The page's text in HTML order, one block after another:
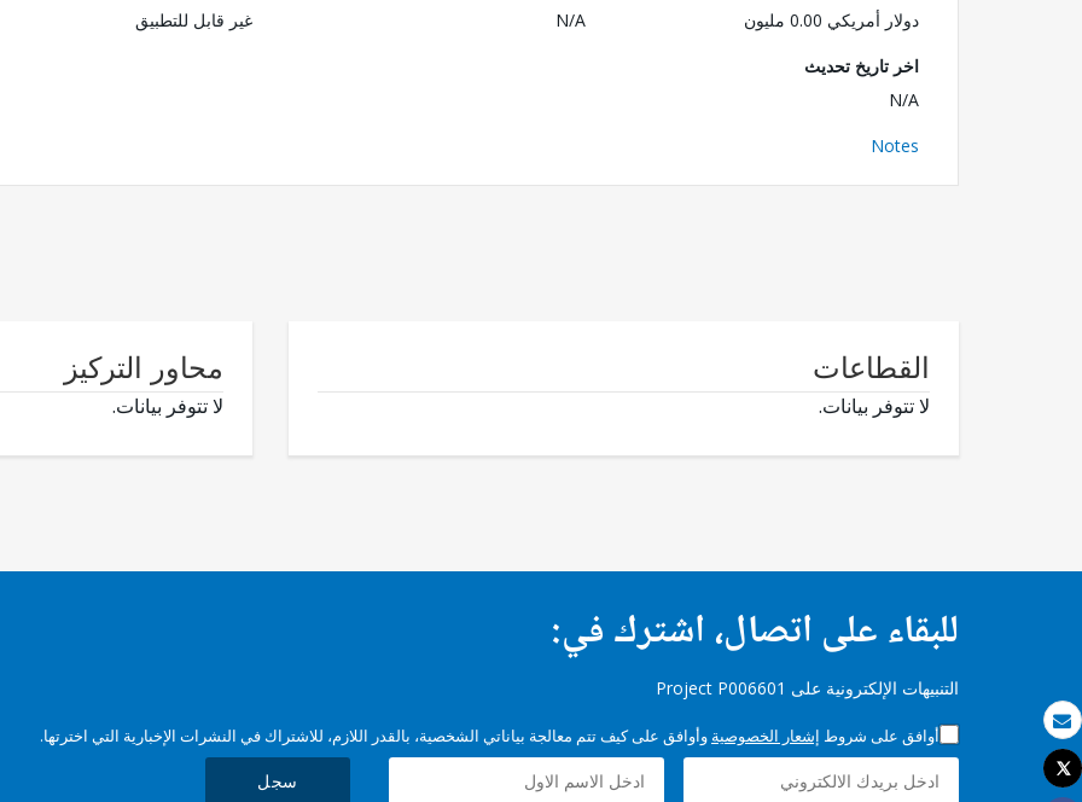
بريد الكتروني
طباعة
Tweet
دولار أمريكي 0.00 مليون
N/A
غير قابل للتطبيق
اخر تاريخ تحديث
N/A
Notes
القطاعات
لا تتوفر بيانات.
محاور التركيز
لا تتوفر بيانات.
للبقاء على اتصال، اشترك في:
التنبيهات الإلكترونية على Project P006601
أوافق على شروط إشعار الخصوصية وأوافق على كيف تتم معالجة بياناتي الشخصية، بالقدر اللازم، للاشتراك في النشرات الإخبارية التي اخترتها.
سجل